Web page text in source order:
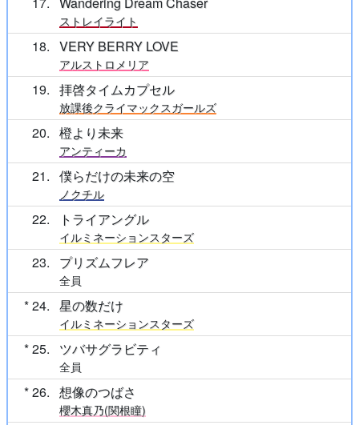
ストレイライト
18 VERY BERRY LOVE
アルストロメリア
19 拝啓タイムカプセル
放課後クライマックスガールズ
20 橙より未来
アンティーカ
21 僕らだけの未来の空
ノクチル
22 トライアングル
イルミネーションスターズ
23 プリズムフレア
全員
24 星の数だけ
イルミネーションスターズ
25 ツバサグラビティ
全員
26 想像のつばさ
櫻木真乃(関根瞳)